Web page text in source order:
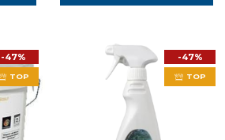
-47%
TOP
-47%
TOP